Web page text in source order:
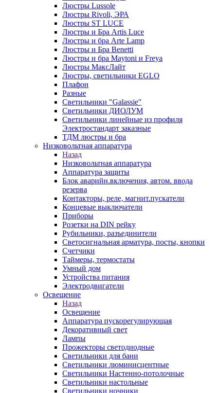
Люстры Lussole
Люстры Rivoli, ЭРА
Люстры ST LUCE
Люстры и Бра Artis Luce
Люстры и бра Arte Lamp
Люстры и Бра Benetti
Люстры и бра Maytoni и Freya
Люстры МаксЛайт
Люстры, светильники EGLO
Плафон
Разные
Светильники "Galassie"
Светильники ДИОЛУМ
Светильники линейные из профиля
Электростандарт заказные
ТДМ люстры и бра
Низковольтная аппаратура
Назад
Низковольтная аппаратура
Аппаратура защиты
Блок аварийн.включения, автом. ввода
резерва
Контакторы, реле, магнит.пускатели
Концевые выключатели
Приборы
Розетки на DIN рейку
Рубильники, разъединители
Светосигнальная арматура, посты, кнопки
Счетчики
Таймеры, термостаты
Умный дом
Устройства питания
Электродвигатели
Освещение
Назад
Освещение
Аппаратура пускорегулирующая
Декоративный свет
Лампы
Прожекторы светодиодные
Светильники для бани
Светильники люминисцентные
Светильники Настенно-потолочные
Светильники настольные
Светильники ночники